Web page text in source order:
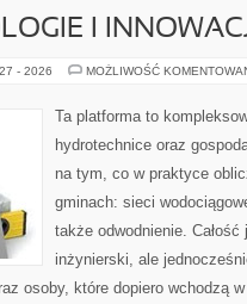
I
- 2026 MOŻLIWOŚĆ
Ta platforma to
hydrotechnice oraz
na tym, co w praktyce
gminach: sieci
także odwodnienie.
inżynierski, ale
osoby, które dopiero wchodzą